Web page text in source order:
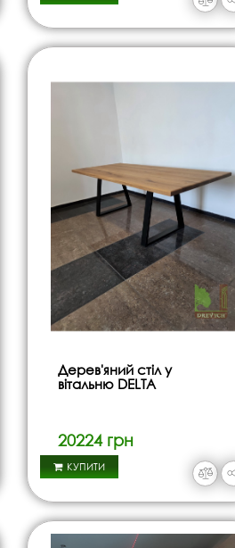
Дерев'яний стіл у
вітальню DELTA
20224 грн
КУПИТИ